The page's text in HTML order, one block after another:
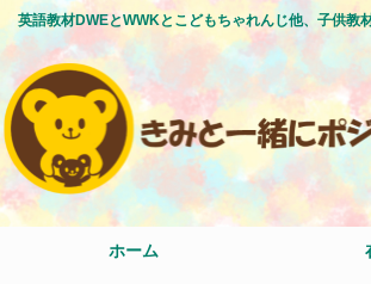
英語教材DWEとWWKとこどもちゃれんじ他、子供教
ホーム